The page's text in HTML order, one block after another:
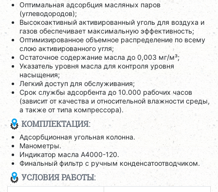
Оптимальная адсорбция масляных паров
(углеводородов);
Высокоактивный активированный уголь для воздуха и
газов обеспечивает максимальную эффективность;
Оптимизированное объемное распределение по всему
слою активированного угля;
Остаточное содержание масла до 0,003 мг/м³;
Указатель уровня масла для контроля уровня
насыщения;
Легкий доступ для обслуживания;
Срок службы адсорбента до 10.000 рабочих часов
(зависит от качества и относительной влажности среды,
а также от типа компрессора).
КОМПЛЕКТАЦИЯ:
Адсорбционная угольная колонна.
Манометры.
Индикатор масла А4000-120.
Финальный фильтр с ручным конденсатоотводчиком.
УСЛОВИЯ РАБОТЫ: